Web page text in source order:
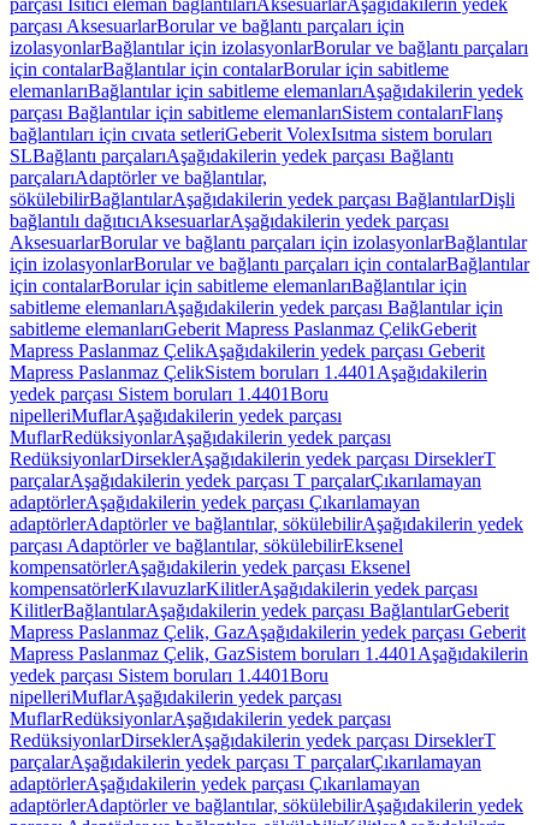
parçası Isıtıcı eleman bağlantılarıAksesuarlarAşağıdakilerin yedek
parçası AksesuarlarBorular ve bağlantı parçaları için
izolasyonlarBağlantılar için izolasyonlarBorular ve bağlantı parçaları
için contalarBağlantılar için contalarBorular için sabitleme
elemanlarıBağlantılar için sabitleme elemanlarıAşağıdakilerin yedek
parçası Bağlantılar için sabitleme elemanlarıSistem contalarıFlanş
bağlantıları için cıvata setleriGeberit VolexIsıtma sistem boruları
SLBağlantı parçalarıAşağıdakilerin yedek parçası Bağlantı
parçalarıAdaptörler ve bağlantılar,
sökülebilirBağlantılarAşağıdakilerin yedek parçası BağlantılarDişli
bağlantılı dağıtıcıAksesuarlarAşağıdakilerin yedek parçası
AksesuarlarBorular ve bağlantı parçaları için izolasyonlarBağlantılar
için izolasyonlarBorular ve bağlantı parçaları için contalarBağlantılar
için contalarBorular için sabitleme elemanlarıBağlantılar için
sabitleme elemanlarıAşağıdakilerin yedek parçası Bağlantılar için
sabitleme elemanlarıGeberit Mapress Paslanmaz ÇelikGeberit
Mapress Paslanmaz ÇelikAşağıdakilerin yedek parçası Geberit
Mapress Paslanmaz ÇelikSistem boruları 1.4401 Aşağıdakilerin
yedek parçası Sistem boruları 1.4401Boru
nipelleriMuflarAşağıdakilerin yedek parçası
MuflarRedüksiyonlarAşağıdakilerin yedek parçası
RedüksiyonlarDirseklerAşağıdakilerin yedek parçası DirseklerT
parçalarAşağıdakilerin yedek parçası T parçalarÇıkarılamayan
adaptörlerAşağıdakilerin yedek parçası Çıkarılamayan
adaptörlerAdaptörler ve bağlantılar, sökülebilirAşağıdakilerin yedek
parçası Adaptörler ve bağlantılar, sökülebilirEksenel
kompensatörlerAşağıdakilerin yedek parçası Eksenel
kompensatörlerKılavuzlarKilitlerAşağıdakilerin yedek parçası
KilitlerBağlantılarAşağıdakilerin yedek parçası BağlantılarGeberit
Mapress Paslanmaz Çelik, GazAşağıdakilerin yedek parçası Geberit
Mapress Paslanmaz Çelik, GazSistem boruları 1.4401 Aşağıdakilerin
yedek parçası Sistem boruları 1.4401Boru
nipelleriMuflarAşağıdakilerin yedek parçası
MuflarRedüksiyonlarAşağıdakilerin yedek parçası
RedüksiyonlarDirseklerAşağıdakilerin yedek parçası DirseklerT
parçalarAşağıdakilerin yedek parçası T parçalarÇıkarılamayan
adaptörlerAşağıdakilerin yedek parçası Çıkarılamayan
adaptörlerAdaptörler ve bağlantılar, sökülebilirAşağıdakilerin yedek